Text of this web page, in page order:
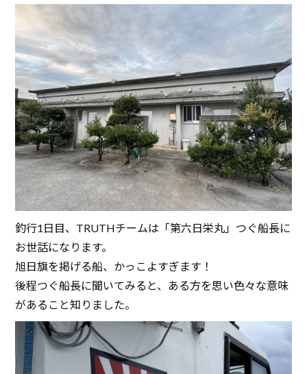
釣行1日目、TRUTHチームは「第六日栄丸」つぐ船長に
お世話になります。
旭日旗を掲げる船、かっこよすぎます！
後程つぐ船長に聞いてみると、ある方を思い色々な意味
があること知りました。